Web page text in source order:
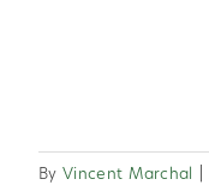
By Vincent Marchal